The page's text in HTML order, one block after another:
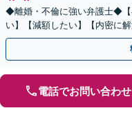
◆離婚・不倫に強い弁護士◆【
い】【減額したい】【内密に解
電話でお問い合わせ